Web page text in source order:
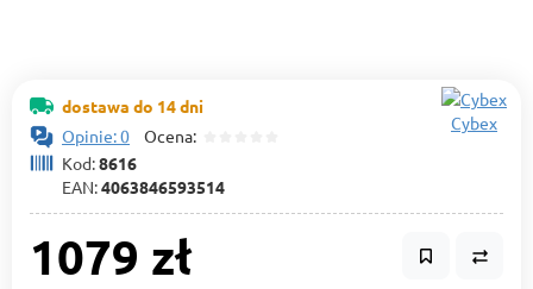
dostawa do 14 dni
Opinie: 0 Ocena:
Kod:8616
EAN:4063846593514
Cybex
1079 zł